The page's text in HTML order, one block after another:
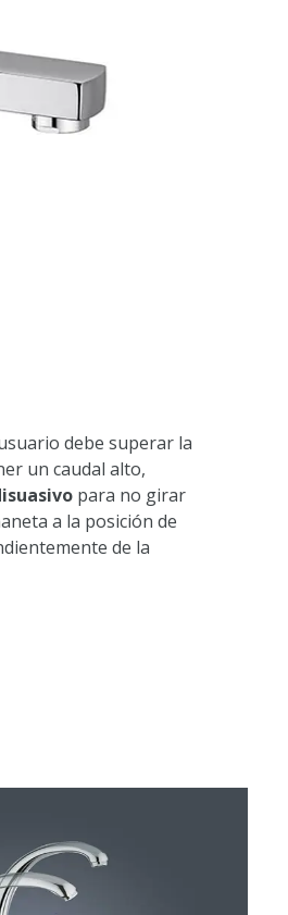
debe superar la
un caudal alto,
para no girar
a la posición de
de la